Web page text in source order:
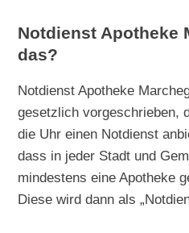
Notdienst Apotheke
das?
Notdienst Apotheke
gesetzlich vorgeschrieben,
die Uhr einen Notdienst
dass in jeder Stadt und
mindestens eine Apotheke
Diese wird dann als